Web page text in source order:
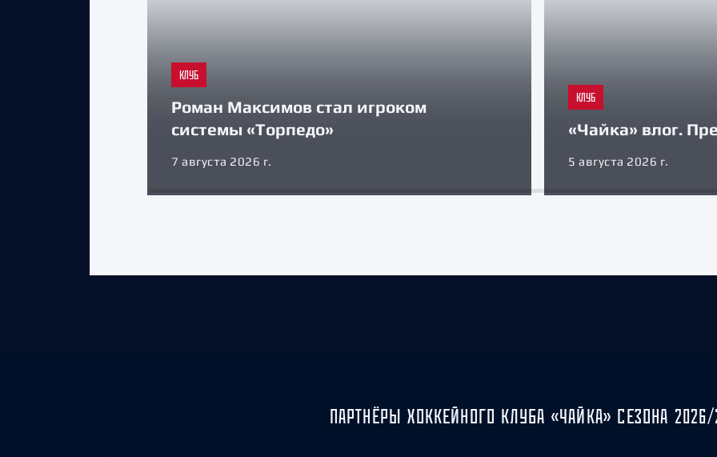
КЛУБ
Роман Максимов стал игроком
системы «Торпедо»
7 августа 2026 г.
КЛУБ
«Чайка» влог.
5 августа 2026 г.
ПАРТНЁРЫ ХОККЕЙНОГО КЛУБА «ЧАЙКА» СЕЗОНА 2026/